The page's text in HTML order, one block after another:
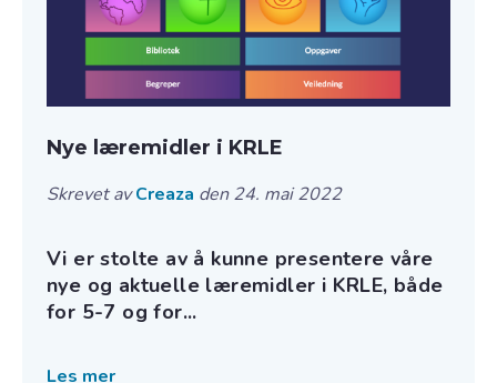
Nye læremidler i KRLE
Skrevet avCreaza den 24. mai 2022
Vi er stolte av å kunne presentere våre
nye og aktuelle læremidler i KRLE, både
for 5-7 og for...
Les mer